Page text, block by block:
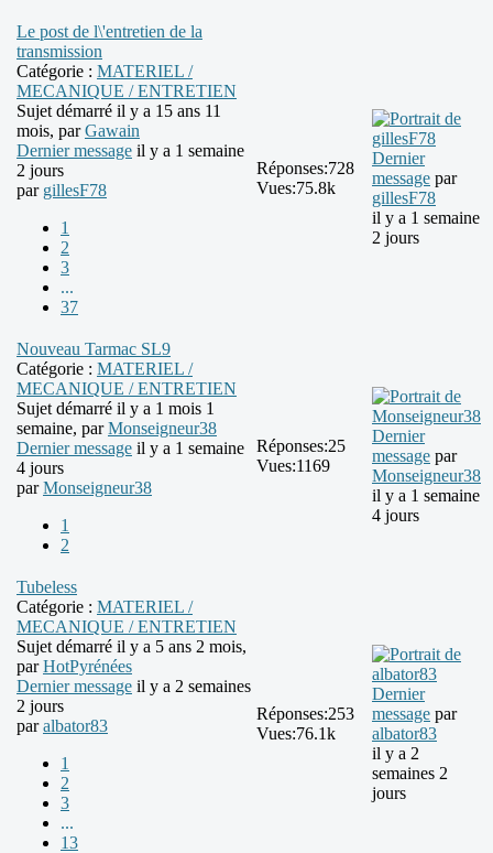
Le post de l\'entretien de la
transmission
Catégorie : MATERIEL /
MECANIQUE / ENTRETIEN
Sujet démarré il y a 15 ans 11
mois, parGawain
Dernier message il y a 1 semaine
2 jours
par gillesF78
1
2
3
...
37
Réponses:728
Vues:75.8k
Dernier
message par
gillesF78
il y a 1 semaine
2 jours
Nouveau Tarmac SL9
Catégorie : MATERIEL /
MECANIQUE / ENTRETIEN
Sujet démarré il y a 1 mois 1
semaine, parMonseigneur38
Dernier message il y a 1 semaine
4 jours
parMonseigneur38
1
2
Réponses:25
Vues:1169
Dernier
message par
Monseigneur38
il y a 1 semaine
4 jours
Tubeless
Catégorie : MATERIEL /
MECANIQUE / ENTRETIEN
Sujet démarré il y a 5 ans 2 mois,
parHotPyrénées
Dernier message il y a 2 semaines
2 jours
paralbator83
1
2
3
...
13
Réponses:253
Vues:76.1k
Dernier
message par
albator83
il y a 2
semaines 2
jours